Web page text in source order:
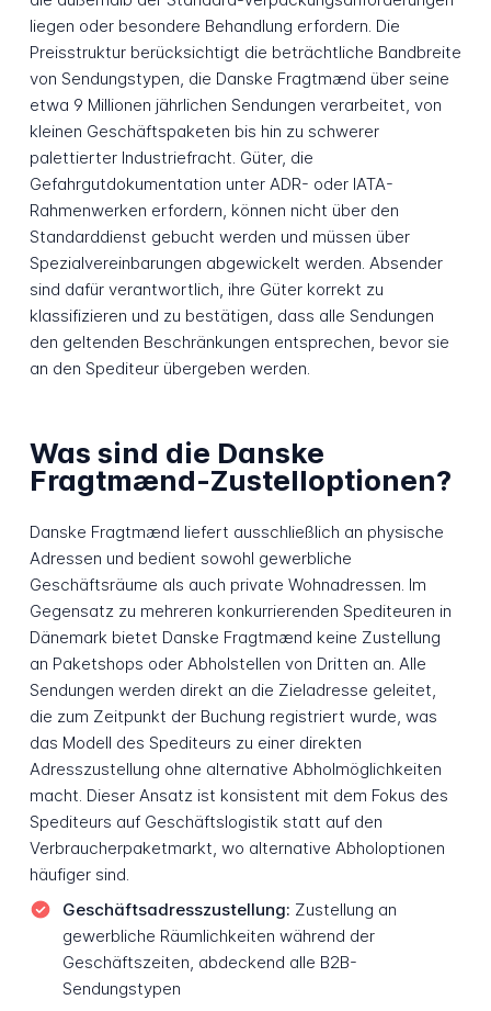
liegen oder besondere Behandlung erfordern. Die
Preisstruktur berücksichtigt die beträchtliche Bandbreite
von Sendungstypen, die Danske Fragtmænd über seine
etwa 9 Millionen jährlichen Sendungen verarbeitet, von
kleinen Geschäftspaketen bis hin zu schwerer
palettierter Industriefracht. Güter, die
Gefahrgutdokumentation unter ADR- oder IATA-
Rahmenwerken erfordern, können nicht über den
Standarddienst gebucht werden und müssen über
Spezialvereinbarungen abgewickelt werden. Absender
sind dafür verantwortlich, ihre Güter korrekt zu
klassifizieren und zu bestätigen, dass alle Sendungen
den geltenden Beschränkungen entsprechen, bevor sie
an den Spediteur übergeben werden.
Was sind die Danske
Fragtmænd-Zustelloptionen?
Danske Fragtmænd liefert ausschließlich an physische
Adressen und bedient sowohl gewerbliche
Geschäftsräume als auch private Wohnadressen. Im
Gegensatz zu mehreren konkurrierenden Spediteuren in
Dänemark bietet Danske Fragtmænd keine Zustellung
an Paketshops oder Abholstellen von Dritten an. Alle
Sendungen werden direkt an die Zieladresse geleitet,
die zum Zeitpunkt der Buchung registriert wurde, was
das Modell des Spediteurs zu einer direkten
Adresszustellung ohne alternative Abholmöglichkeiten
macht. Dieser Ansatz ist konsistent mit dem Fokus des
Spediteurs auf Geschäftslogistik statt auf den
Verbraucherpaketmarkt, wo alternative Abholoptionen
häufiger sind.
Geschäftsadresszustellung: Zustellung an
gewerbliche Räumlichkeiten während der
Geschäftszeiten, abdeckend alle B2B-
Sendungstypen